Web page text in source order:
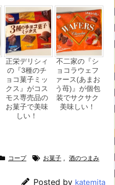
正栄デリシィ
の『3種のチ
ョコ菓子ミッ
クス』がコス
モス専売品の
お菓子で美味
しい！
不二家の『シ
ョコラウェフ
ァース(あまお
う苺)』が個包
装でサクサク
美味しい！
コープ お菓子 , 酒のつまみ
Posted by katemita